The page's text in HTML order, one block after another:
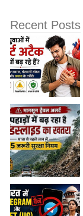
Recent Posts